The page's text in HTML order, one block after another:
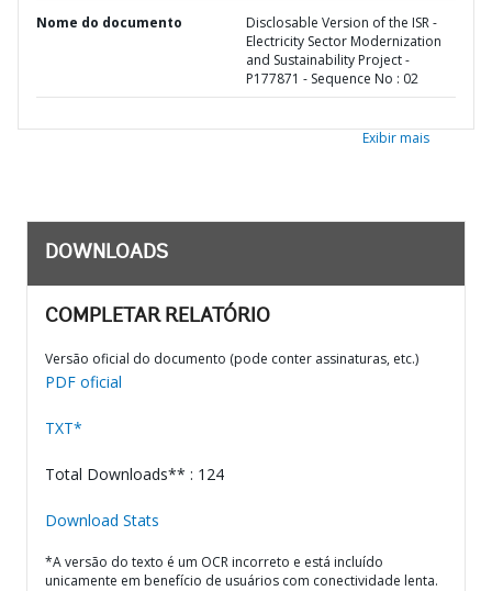
Nome do documento
Disclosable Version of the ISR -
Electricity Sector Modernization
and Sustainability Project -
P177871 - Sequence No : 02
Exibir mais
DOWNLOADS
COMPLETAR RELATÓRIO
Versão oficial do documento (pode conter assinaturas, etc.)
PDF oficial
TXT*
Total Downloads** : 124
Download Stats
*A versão do texto é um OCR incorreto e está incluído
unicamente em benefício de usuários com conectividade lenta.